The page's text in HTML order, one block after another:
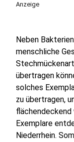
Anzeige
Neben
menschliche
übertragen
solches
zu übertragen,
flächendeckend
Exemplare
Niederrhein.